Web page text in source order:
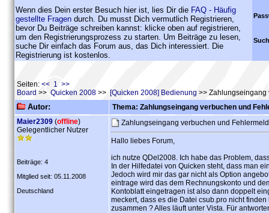
Wenn dies Dein erster Besuch hier ist, lies Dir die FAQ - Häufig
gestellte Fragen durch. Du musst Dich vermutlich Registrieren,
bevor Du Beiträge schreiben kannst: klicke oben auf registrieren,
um den Registrierungsprozess zu starten. Um Beiträge zu lesen,
suche Dir einfach das Forum aus, das Dich interessiert. Die
Registrierung ist kostenlos.
Seiten: << 1 >>
Board >> Quicken 2008 >> [Quicken 2008] Bedienung >>
Autor:
Thema: Zahlungseingang verbuchen und
Maier2309 (offline)
Gelegentlicher Nutzer
Beiträge: 4
Mitglied seit: 05.11.2008
Deutschland
Zahlungseingang verbuchen und
Hallo liebes Forum,
ich nutze QDel2008. Ich habe das Problem,
In der Hilfedatei von Quicken steht, dass man
Jedoch wird mir das gar nicht als Option
eintrage wird das dem Rechnungskonto und
Kontoblatt eingetragen ist also dann doppelt
meckert, dass es die Datei csub.pro nicht
zusammen ? Alles läuft unter Vista. Für